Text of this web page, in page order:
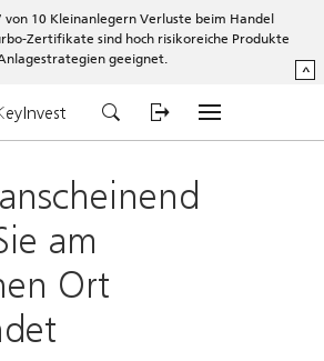
von 10 Kleinanlegern Verluste beim Handel
Zertifikate sind hoch risikoreiche Produkte
geeignet.
^
am
Ort